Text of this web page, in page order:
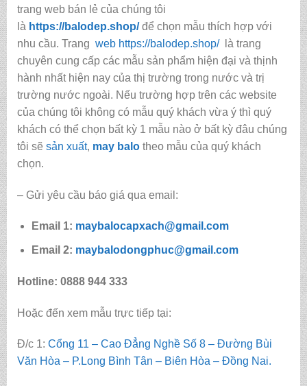
trang web bán lẻ của chúng tôi
là https://balodep.shop/ để chọn mẫu thích hợp với
nhu cầu. Trang web https://balodep.shop/
là trang
chuyên cung cấp các mẫu sản phẩm hiện đại và thịnh
hành nhất hiện nay của thị trường trong nước và trị
trường nước ngoài. Nếu trường hợp trên các website
của chúng tôi không có mẫu quý khách vừa ý thì quý
khách có thể chọn bất kỳ 1 mẫu nào ở bất kỳ đâu chúng
tôi sẽ sản xuất, may balotheo mẫu của quý khách
chọn.
– Gửi yêu cầu báo giá qua email:
Email 1: maybalocapxach@gmail.com
Email 2: maybalodongphuc@gmail.com
Hotline: 0888 944 333
Hoặc đến xem mẫu trực tiếp tại:
Đ/c 1: Cổng 11 – Cao Đẳng Nghề Số 8 – Đường Bùi
Văn Hòa – P.Long Bình Tân – Biên Hòa – Đồng Nai.